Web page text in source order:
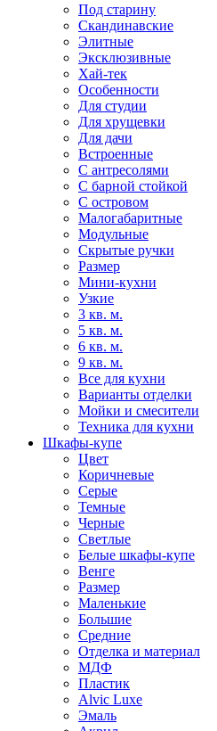
Под старину
Скандинавские
Элитные
Эксклюзивные
Хай-тек
Особенности
Для студии
Для хрущевки
Для дачи
Встроенные
С антресолями
С барной стойкой
С островом
Малогабаритные
Модульные
Скрытые ручки
Размер
Мини-кухни
Узкие
3 кв. м.
5 кв. м.
6 кв. м.
9 кв. м.
Все для кухни
Варианты отделки
Мойки и смесители
Техника для кухни
Шкафы-купе
Цвет
Коричневые
Серые
Темные
Черные
Светлые
Белые шкафы-купе
Венге
Размер
Маленькие
Большие
Средние
Отделка и материал
МДФ
Пластик
Alvic Luxe
Эмаль